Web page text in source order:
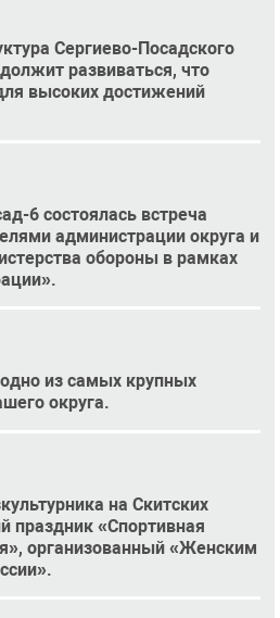
Сергиево-Посадского
развиваться, что
высоких достижений
6 состоялась встреча
администрации округа и
обороны в рамках
из самых крупных
округа.
на Скитских
праздник «Спортивная
организованный «Женским